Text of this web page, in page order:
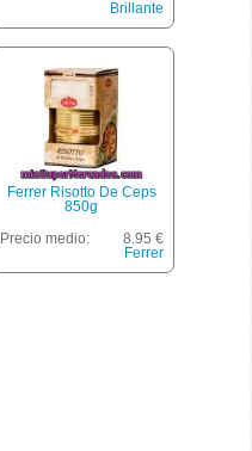
Brillante
Ferrer Risotto De Ceps
850g
Precio medio:
8.95 €
Ferrer